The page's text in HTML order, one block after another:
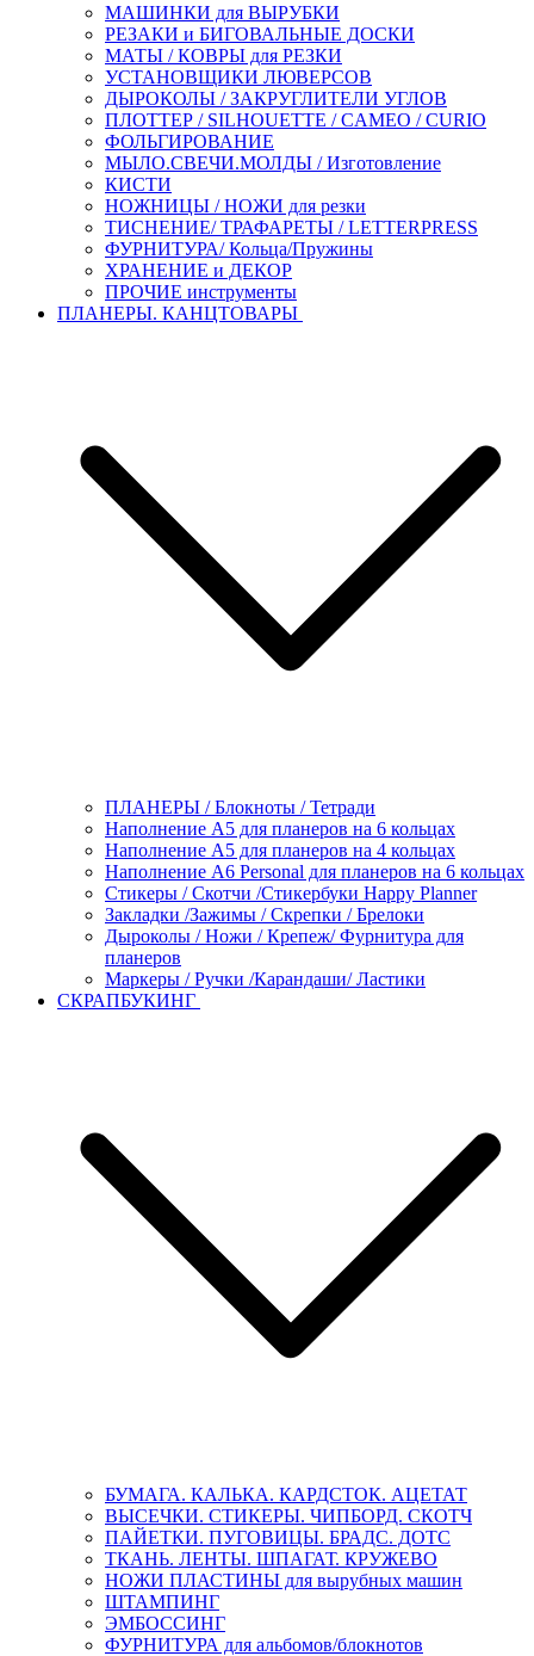
МАШИНКИ для ВЫРУБКИ
РЕЗАКИ и БИГОВАЛЬНЫЕ ДОСКИ
МАТЫ / КОВРЫ для РЕЗКИ
УСТАНОВЩИКИ ЛЮВЕРСОВ
ДЫРОКОЛЫ / ЗАКРУГЛИТЕЛИ УГЛОВ
ПЛОТТЕР / SILHOUETTE / CAMEO / CURIO
ФОЛЬГИРОВАНИЕ
МЫЛО.СВЕЧИ.МОЛДЫ / Изготовление
КИСТИ
НОЖНИЦЫ / НОЖИ для резки
ТИСНЕНИЕ/ ТРАФАРЕТЫ / LETTERPRESS
ФУРНИТУРА/ Кольца/Пружины
ХРАНЕНИЕ и ДЕКОР
ПРОЧИЕ инструменты
ПЛАНЕРЫ. КАНЦТОВАРЫ
ПЛАНЕРЫ / Блокноты / Тетради
Наполнение А5 для планеров на 6 кольцах
Наполнение А5 для планеров на 4 кольцах
Наполнение А6 Personal для планеров на 6 кольцах
Стикеры / Скотчи /Стикербуки Happy Planner
Закладки /Зажимы / Скрепки / Брелоки
Дыроколы / Ножи / Крепеж/ Фурнитура для
планеров
Маркеры / Ручки /Карандаши/ Ластики
СКРАПБУКИНГ
БУМАГА. КАЛЬКА. КАРДСТОК. АЦЕТАТ
ВЫСЕЧКИ. СТИКЕРЫ. ЧИПБОРД. СКОТЧ
ПАЙЕТКИ. ПУГОВИЦЫ. БРАДС. ДОТС
ТКАНЬ. ЛЕНТЫ. ШПАГАТ. КРУЖЕВО
НОЖИ ПЛАСТИНЫ для вырубных машин
ШТАМПИНГ
ЭМБОССИНГ
ФУРНИТУРА для альбомов/блокнотов